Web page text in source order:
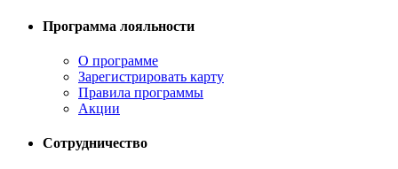
Программа лояльности
О программе
Зарегистрировать карту
Правила программы
Акции
Сотрудничество